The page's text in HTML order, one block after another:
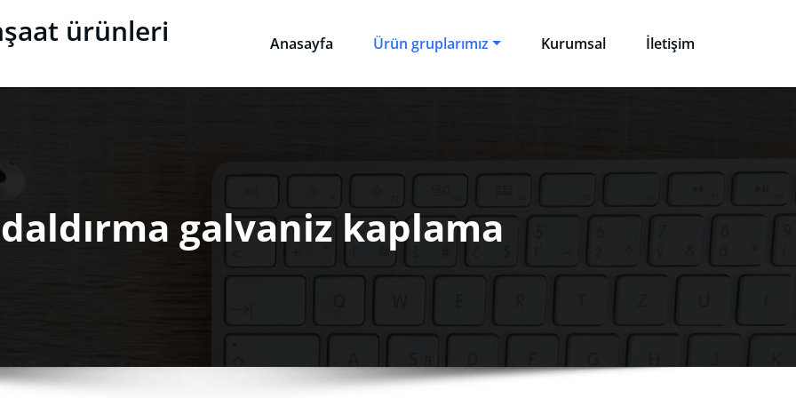
ürünleri Anasayfa Ürün gruplarımız Kurumsal İletişim
daldırma galvaniz kaplama